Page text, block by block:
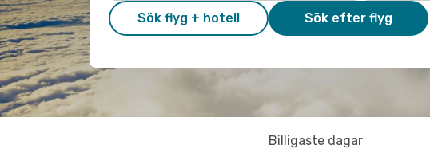
Sök flyg + hotell Sök efter flyg
Billigaste dagar